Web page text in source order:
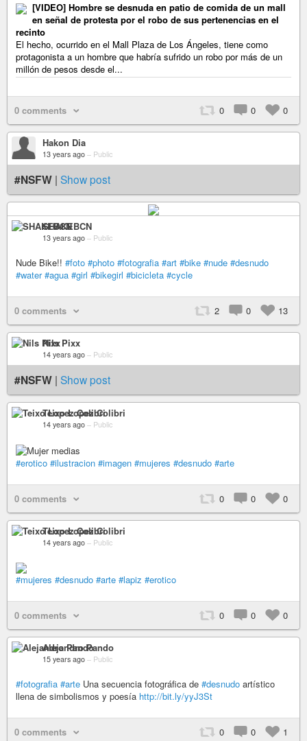
[VIDEO] Hombre se desnuda en patio de comida de un mall
en señal de protesta por el robo de sus pertenencias en el
recinto
El hecho, ocurrido en el Mall Plaza de Los Ángeles, tiene como
protagonista a un hombre que habría sufrido un robo por más de un
millón de pesos desde el...
0 comments 0 0 0
Hakon Dia
13 years ago – Public
#NSFW | Show post
SHAKEBCN
13 years ago – Public
Nude Bike!! #foto #photo #fotografia #art #bike #nude #desnudo
#water #agua #girl #bikegirl #bicicleta #cycle
0 comments 2 0 13
Nils Pixx
14 years ago – Public
#NSFW | Show post
Teixo Lopez Colibri
14 years ago – Public
#erotico #ilustracion #imagen #mujeres #desnudo #arte
0 comments 0 0 0
Teixo Lopez Colibri
14 years ago – Public
#mujeres #desnudo #arte #lapiz #erotico
0 comments 0 0 0
Alejandro Pando
15 years ago – Public
#fotografia #arte Una secuencia fotográfica de #desnudo artístico
llena de simbolismos y poesía http://bit.ly/yyJ3St
0 comments 0 0 1